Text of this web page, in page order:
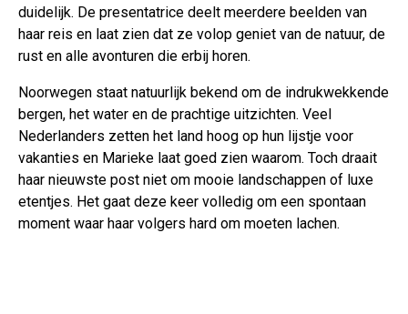
duidelijk. De presentatrice deelt meerdere beelden van
haar reis en laat zien dat ze volop geniet van de natuur, de
rust en alle avonturen die erbij horen.
Noorwegen staat natuurlijk bekend om de indrukwekkende
bergen, het water en de prachtige uitzichten. Veel
Nederlanders zetten het land hoog op hun lijstje voor
vakanties en Marieke laat goed zien waarom. Toch draait
haar nieuwste post niet om mooie landschappen of luxe
etentjes. Het gaat deze keer volledig om een spontaan
moment waar haar volgers hard om moeten lachen.